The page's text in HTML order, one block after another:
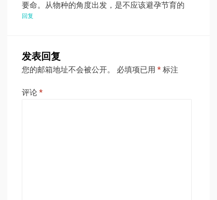
要命。从物种的角度出发，是不应该避孕节育的
回复
发表回复
您的邮箱地址不会被公开。 必填项已用 * 标注
评论 *